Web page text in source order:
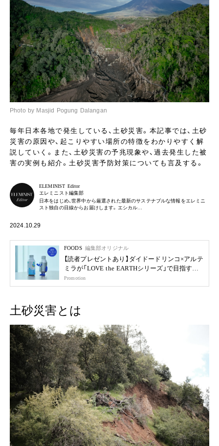
Photo by Masjid Pogung Dalangan
毎年日本各地で発生している、土砂災害。本記事では、土砂
災害の原因や、起こりやすい場所の特徴をわかりやすく解
説していく。また、土砂災害の予兆現象や、過去発生した被
害の実例も紹介。土砂災害予防対策についても言及する。
ELEMINIST Editor
エレミニスト編集部
日本をはじめ、世界中から厳選された最新のサステナブルな情報をエレミニ
スト独自の目線からお届けします。エシカル…
2024.10.29
FOODS 編集部オリジナル
【読者プレゼントあり】ダイドードリンコ×アルテ
ミラが「LOVE the EARTHシリーズ」で目指す未
来
Promotion
土砂災害とは